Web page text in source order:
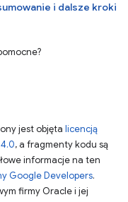
i dalsze kroki
jest objęta licencją
, a fragmenty kodu są
informacje na ten
Google Developers.
firmy Oracle i jej